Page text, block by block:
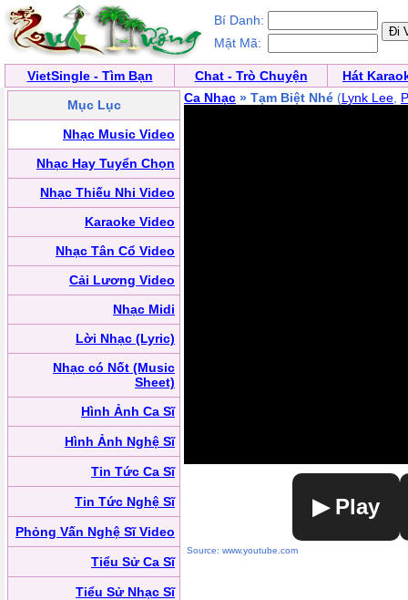
Bí Danh:
Mật Mã:
VietSingle - Tìm Bạn Chat - Trò Chuyện
Hát
Mục Lục
Nhạc Music Video
Nhạc Hay Tuyển Chọn
Nhạc Thiếu Nhi Video
Karaoke Video
Nhạc Tân Cổ Video
Cải Lương Video
Nhạc Midi
Lời Nhạc (Lyric)
Nhạc có Nốt (Music
Sheet)
Hình Ảnh Ca Sĩ
Hình Ảnh Nghệ Sĩ
Tin Tức Ca Sĩ
Tin Tức Nghệ Sĩ
Phỏng Vấn Nghệ Sĩ Video
Tiểu Sử Ca Sĩ
Tiểu Sử Nhạc Sĩ
Ca Nhạc » Tạm Biệt Nhé (Lynk Lee
▶ Play
Source: www.youtube.com